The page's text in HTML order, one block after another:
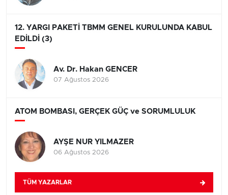
12. YARGI PAKETİ TBMM GENEL KURULUNDA KABUL
EDİLDİ (3)
Av. Dr. Hakan GENCER
07 Ağustos 2026
ATOM BOMBASI, GERÇEK GÜÇ ve SORUMLULUK
AYŞE NUR YILMAZER
06 Ağustos 2026
TÜM YAZARLAR